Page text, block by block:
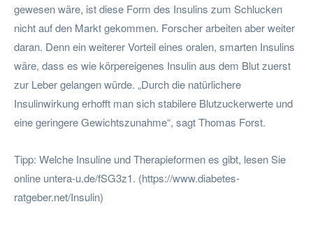
gewesen wäre, ist diese Form des Insulins zum Schlucken
nicht auf den Markt gekommen. Forscher arbeiten aber weiter
daran. Denn ein weiterer Vorteil eines oralen, smarten Insulins
wäre, dass es wie körpereigenes Insulin aus dem Blut zuerst
zur Leber gelangen würde. „Durch die natürlichere
Insulinwirkung erhofft man sich stabilere Blutzuckerwerte und
eine geringere Gewichtszunahme“, sagt Thomas Forst.
Tipp: Welche Insuline und Therapieformen es gibt, lesen Sie
online untera-u.de/fSG3z1. (https://www.diabetes-
ratgeber.net/Insulin)